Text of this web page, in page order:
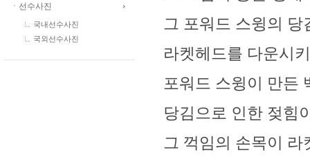
ㆍ선수사진
국내선수사진
국외선수사진
그 포워드 스윙의 당
라켓헤드를 다운시
포워드 스윙이 만든
당김으로 인한 젖힘
그 꺽임의 손목이